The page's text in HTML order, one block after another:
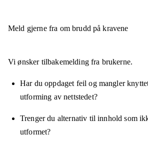
Meld gjerne fra om brudd på kravene
Vi ønsker tilbakemelding fra brukerne.
Har du oppdaget feil og mangler
utforming av nettstedet?
Trenger du alternativ til innhold som
utformet?